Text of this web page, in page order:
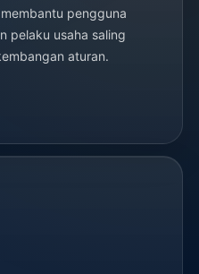
pengguna
pelaku usaha saling
aturan.